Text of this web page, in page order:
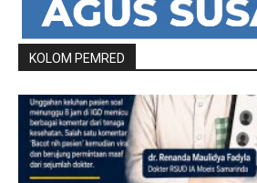
KOLOM PEMRED